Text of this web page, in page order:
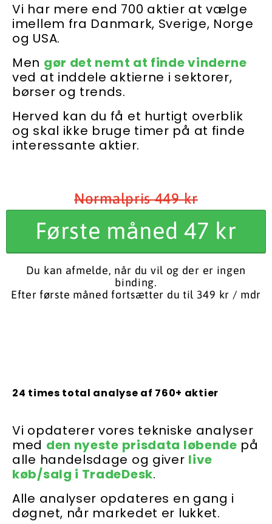
Vi har mere end 700 aktier at vælge
imellem fra Danmark, Sverige, Norge
og USA.
Men gør det nemt at finde vinderne
ved at inddele aktierne i sektorer,
børser og trends.
Herved kan du få et hurtigt overblik
og skal ikke bruge timer på at finde
interessante aktier.
Normalpris 449 kr
Første måned 47 kr
Du kan afmelde, når du vil og der er ingen
binding.
Efter første måned fortsætter du til 349 kr / mdr
24 times total analyse af 760+ aktier
Vi opdaterer vores tekniske analyser
med den nyeste prisdata løbende på
alle handelsdage og giver live
køb/salg i TradeDesk.
Alle analyser opdateres en gang i
døgnet, når markedet er lukket.